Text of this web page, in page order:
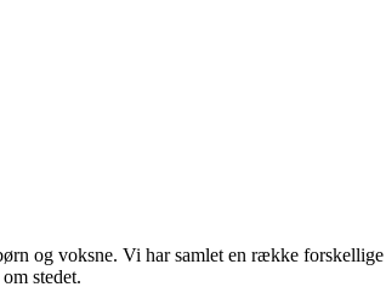
og voksne. Vi har samlet en række
stedet.